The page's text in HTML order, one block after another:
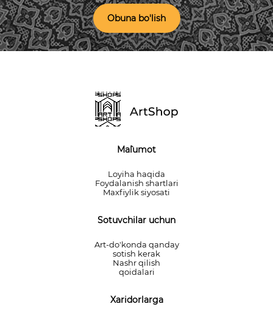
Obuna bo'lish
Ma`lumot
Loyiha haqida
Foydalanish shartlari
Maxfiylik siyosati
Sotuvchilar uchun
Art-do'konda qanday
sotish kerak
Nashr qilish
qoidalari
Xaridorlarga